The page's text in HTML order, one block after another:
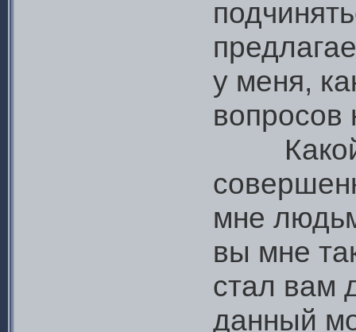
у меня,
вопросов
Какой
мне
вы мне
стал вам
данный